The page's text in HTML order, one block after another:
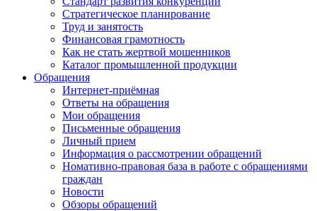
Стратегическое планирование
Труд и занятость
Финансовая грамотность
Как не стать жертвой мошенников
Каталог промышленной продукции
Обращения
Интернет-приёмная
Ответы на обращения
Мои обращения
Письменные обращения
Личный прием
Информация о рассмотрении обращений
Номативно-правовая база в работе с обращениями
граждан
Новости
Обзоры обращений